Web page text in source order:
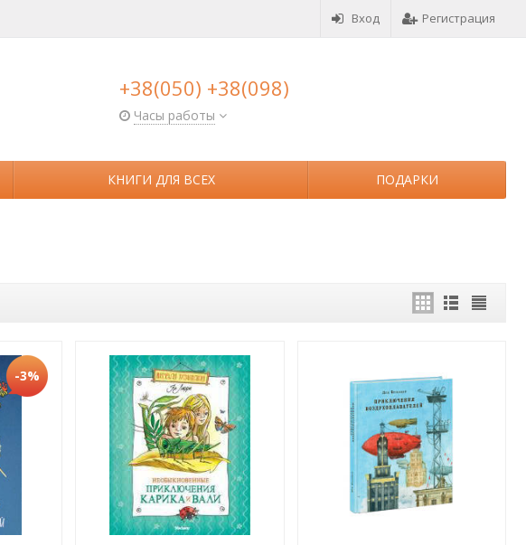
Вход Регистрация
+38(050) +38(098)
Часы работы
КНИГИ ДЛЯ ВСЕХ ПОДАРКИ
-3%